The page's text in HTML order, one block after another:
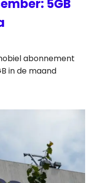
5GB
abonnement
in de maand